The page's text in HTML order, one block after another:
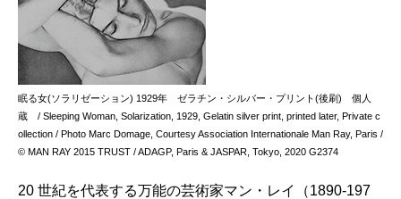
眠る女(ソラリゼーション) 1929年 ゼラチン・シルバー・プリント(後刷) 個人
蔵 / Sleeping Woman, Solarization, 1929, Gelatin silver print, printed later, Private c
ollection / Photo Marc Domage, Courtesy Association Internationale Man Ray, Paris /
© MAN RAY 2015 TRUST / ADAGP, Paris & JASPAR, Tokyo, 2020 G2374
20 世紀を代表する万能の芸術家マン・レイ（1890-197